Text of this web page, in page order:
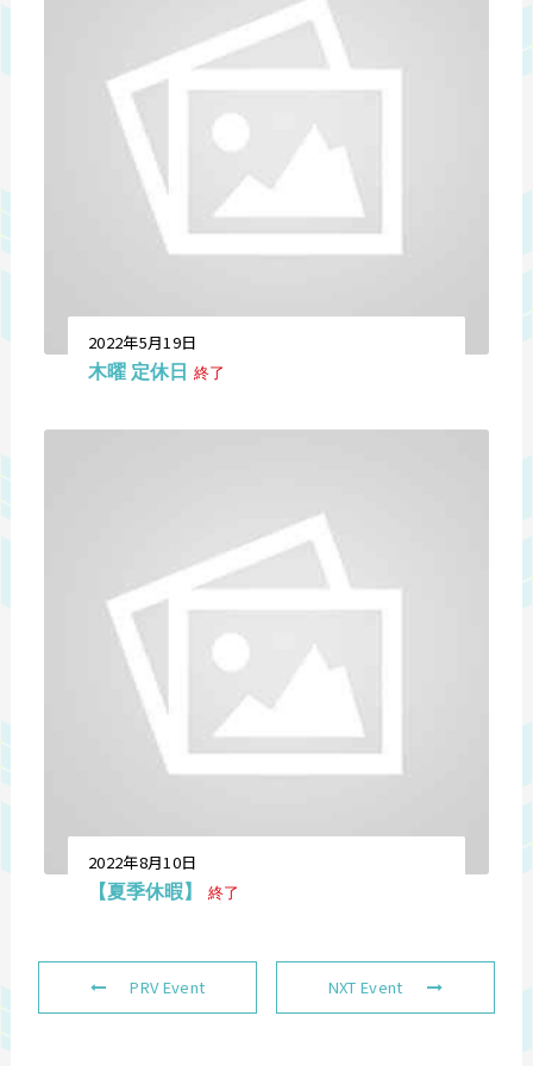
2022年5月19日
木曜 定休日 終了
2022年8月10日
【夏季休暇】 終了
PRV Event NXT Event